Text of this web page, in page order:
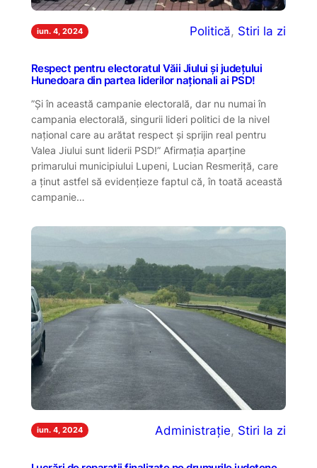
iun. 4, 2024 Politică, Stiri la zi
Respect pentru electoratul Văii Jiului și județului
Hunedoara din partea liderilor naționali ai PSD!
”Și în această campanie electorală, dar nu numai în
campania electorală, singurii lideri politici de la nivel
național care au arătat respect și sprijin real pentru
Valea Jiului sunt liderii PSD!” Afirmația aparține
primarului municipiului Lupeni, Lucian Resmeriță, care
a ținut astfel să evidențieze faptul că, în toată această
campanie…
iun. 4, 2024 Administrație, Stiri la zi